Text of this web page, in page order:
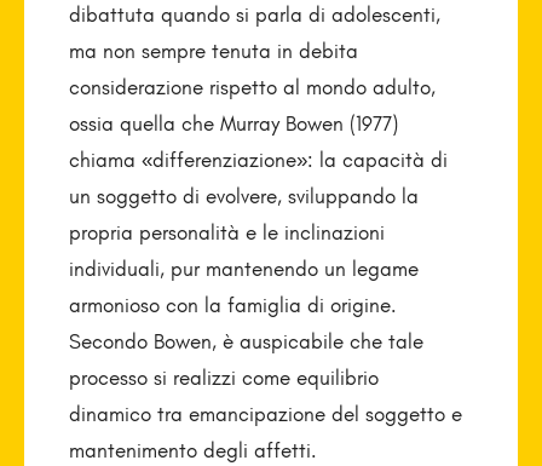
dibattuta quando si parla di adolescenti,
ma non sempre tenuta in debita
considerazione rispetto al mondo adulto,
ossia quella che Murray Bowen (1977)
chiama «differenziazione»: la capacità di
un soggetto di evolvere, sviluppando la
propria personalità e le inclinazioni
individuali, pur mantenendo un legame
armonioso con la famiglia di origine.
Secondo Bowen, è auspicabile che tale
processo si realizzi come equilibrio
dinamico tra emancipazione del soggetto e
mantenimento degli affetti.